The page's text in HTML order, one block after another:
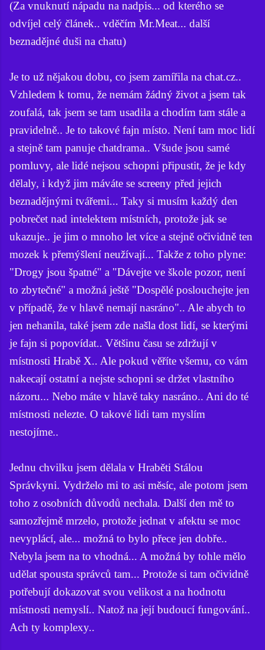
(Za vnuknutí nápadu na nadpis... od kterého se
odvíjel celý článek.. vděčím Mr.Meat... další
beznadějné duši na chatu)
Je to už nějakou dobu, co jsem zamířila na chat.cz..
Vzhledem k tomu, že nemám žádný život a jsem tak
zoufalá, tak jsem se tam usadila a chodím tam stále a
pravidelně.. Je to takové fajn místo. Není tam moc lidí
a stejně tam panuje chatdrama.. Všude jsou samé
pomluvy, ale lidé nejsou schopni připustit, že je kdy
dělaly, i když jim máváte se screeny před jejich
beznadějnými tvářemi... Taky si musím každý den
pobrečet nad intelektem místních, protože jak se
ukazuje.. je jim o mnoho let více a stejně očividně ten
mozek k přemýšlení neužívají... Takže z toho plyne:
"Drogy jsou špatné" a "Dávejte ve škole pozor, není
to zbytečné" a možná ještě "Dospělé poslouchejte jen
v případě, že v hlavě nemají nasráno".. Ale abych to
jen nehanila, také jsem zde našla dost lidí, se kterými
je fajn si popovídat.. Většinu času se zdržují v
místnosti Hrabě X.. Ale pokud věříte všemu, co vám
nakecají ostatní a nejste schopni se držet vlastního
názoru... Nebo máte v hlavě taky nasráno.. Ani do té
místnosti nelezte. O takové lidi tam myslím
nestojíme..
Jednu chvilku jsem dělala v Hraběti Stálou
Správkyni. Vydrželo mi to asi měsíc, ale potom jsem
toho z osobních důvodů nechala. Další den mě to
samozřejmě mrzelo, protože jednat v afektu se moc
nevyplácí, ale... možná to bylo přece jen dobře..
Nebyla jsem na to vhodná... A možná by tohle mělo
udělat spousta správců tam... Protože si tam očividně
potřebují dokazovat svou velikost a na hodnotu
místnosti nemyslí.. Natož na její budoucí fungování..
Ach ty komplexy..